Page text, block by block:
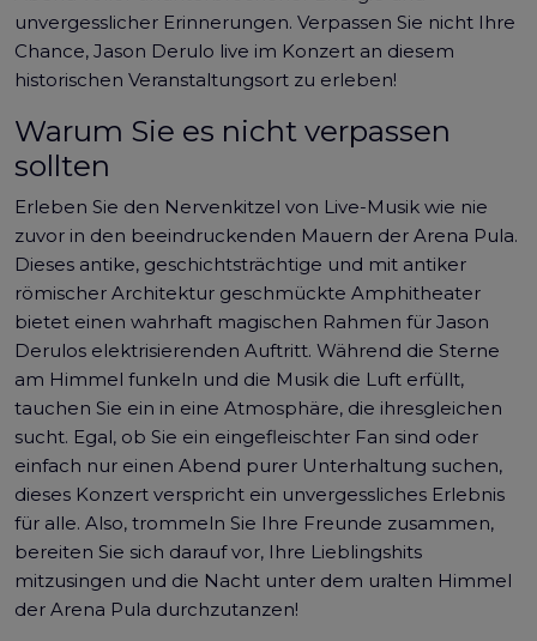
unvergesslicher Erinnerungen. Verpassen Sie nicht Ihre
Chance, Jason Derulo live im Konzert an diesem
historischen Veranstaltungsort zu erleben!
Warum Sie es nicht verpassen
sollten
Erleben Sie den Nervenkitzel von Live-Musik wie nie
zuvor in den beeindruckenden Mauern der Arena Pula.
Dieses antike, geschichtsträchtige und mit antiker
römischer Architektur geschmückte Amphitheater
bietet einen wahrhaft magischen Rahmen für Jason
Derulos elektrisierenden Auftritt. Während die Sterne
am Himmel funkeln und die Musik die Luft erfüllt,
tauchen Sie ein in eine Atmosphäre, die ihresgleichen
sucht. Egal, ob Sie ein eingefleischter Fan sind oder
einfach nur einen Abend purer Unterhaltung suchen,
dieses Konzert verspricht ein unvergessliches Erlebnis
für alle. Also, trommeln Sie Ihre Freunde zusammen,
bereiten Sie sich darauf vor, Ihre Lieblingshits
mitzusingen und die Nacht unter dem uralten Himmel
der Arena Pula durchzutanzen!